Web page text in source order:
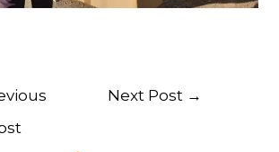
Next Post →